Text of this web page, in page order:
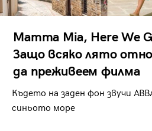
Mamma Mia, Here We
Защо всяко лято
да преживеем филма
Където на заден фон звучи
синьото море